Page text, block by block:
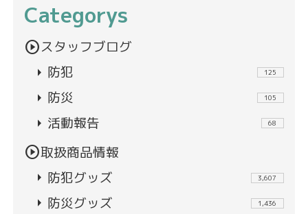
Categorys
play_circleスタッフブログ
arrow_right 防犯 125
arrow_right 防災 105
arrow_right 活動報告 68
play_circle取扱商品情報
arrow_right 防犯グッズ 3,607
arrow_right 防災グッズ 1,436